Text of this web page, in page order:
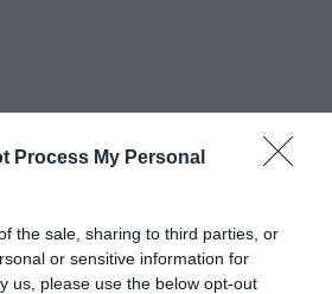
Process My Personal
the sale, sharing to third parties, or
or sensitive information for
us, please use the below opt-out